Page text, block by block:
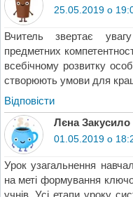
25.05.2019 о
Вчитель звертає
предметних
всебічному розвитку
створюють умови для
Відповіcти
Лєна Закусило
01.05.2019 о
Урок узагальнення
на меті формування